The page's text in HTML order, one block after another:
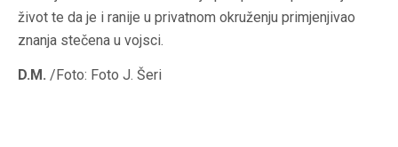
život te da je i ranije u privatnom okruženju primjenjivao
znanja stečena u vojsci.
D.M. /Foto: Foto J. Šeri